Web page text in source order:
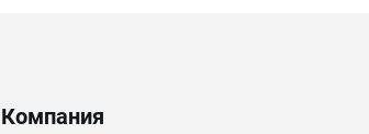
Компания